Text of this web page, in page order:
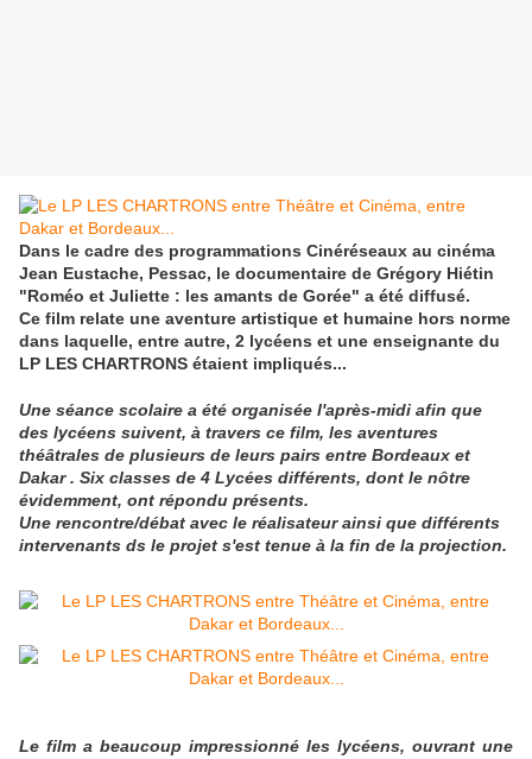
Dans le cadre des programmations Cinéréseaux au cinéma
Jean Eustache, Pessac, le documentaire de Grégory Hiétin
"Roméo et Juliette : les amants de Gorée" a été diffusé.
Ce film relate une aventure artistique et humaine hors norme
dans laquelle, entre autre, 2 lycéens et une enseignante du
LP LES CHARTRONS étaient impliqués...
Une séance scolaire a été organisée l'après-midi afin que
des lycéens suivent, à travers ce film, les aventures
théâtrales de plusieurs de leurs pairs entre Bordeaux et
Dakar . Six classes de 4 Lycées différents, dont le nôtre
évidemment, ont répondu présents.
Une rencontre/débat avec le réalisateur ainsi que différents
intervenants ds le projet s'est tenue à la fin de la projection.
Le film a beaucoup impressionné les lycéens, ouvrant une